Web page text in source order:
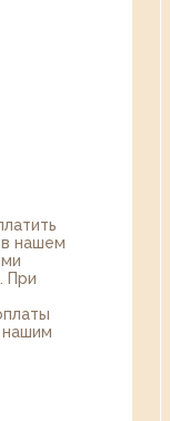
нашем
При
нашим